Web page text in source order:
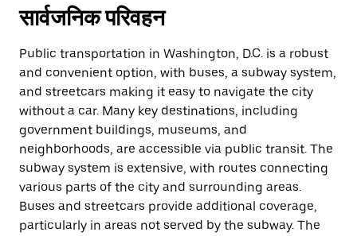
सार्वजनिक परिवहन
Public transportation in Washington, D.C. is a robust
and convenient option, with buses, a subway system,
and streetcars making it easy to navigate the city
without a car. Many key destinations, including
government buildings, museums, and
neighborhoods, are accessible via public transit. The
subway system is extensive, with routes connecting
various parts of the city and surrounding areas.
Buses and streetcars provide additional coverage,
particularly in areas not served by the subway. The